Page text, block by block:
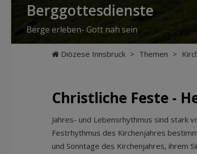
Berggottesdienste
Berge erleben- Gott nah sein
Diözese Innsbruck > Themen >
Christliche Feste -
Jahres- und Lebensrhythmus sind stark
Festrhythmus des Kirchenjahres
und Sonntage des Kirchenjahres, ihrem